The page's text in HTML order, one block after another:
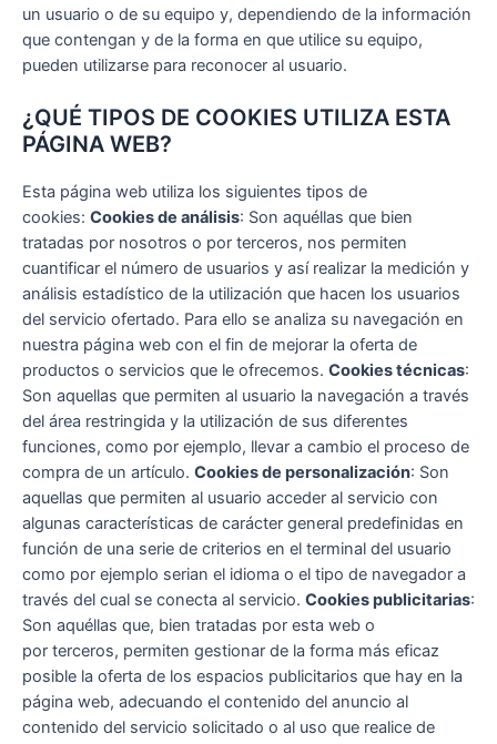
un usuario o de su equipo y, dependiendo de la información
que contengan y de la forma en que utilice su equipo,
pueden utilizarse para reconocer al usuario.
¿QUÉ TIPOS DE COOKIES UTILIZA ESTA
PÁGINA WEB?
Esta página web utiliza los siguientes tipos de
cookies: Cookies de análisis: Son aquéllas que bien
tratadas por nosotros o por terceros, nos permiten
cuantificar el número de usuarios y así realizar la medición y
análisis estadístico de la utilización que hacen los usuarios
del servicio ofertado. Para ello se analiza su navegación en
nuestra página web con el fin de mejorar la oferta de
productos o servicios que le ofrecemos. Cookies técnicas:
Son aquellas que permiten al usuario la navegación a través
del área restringida y la utilización de sus diferentes
funciones, como por ejemplo, llevar a cambio el proceso de
compra de un artículo. Cookies de personalización: Son
aquellas que permiten al usuario acceder al servicio con
algunas características de carácter general predefinidas en
función de una serie de criterios en el terminal del usuario
como por ejemplo serian el idioma o el tipo de navegador a
través del cual se conecta al servicio. Cookies publicitarias:
Son aquéllas que, bien tratadas por esta web o
por terceros, permiten gestionar de la forma más eficaz
posible la oferta de los espacios publicitarios que hay en la
página web, adecuando el contenido del anuncio al
contenido del servicio solicitado o al uso que realice de